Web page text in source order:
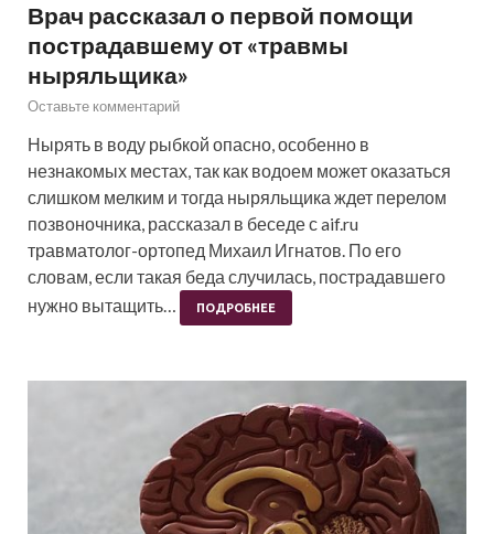
Врач рассказал о первой помощи
пострадавшему от «травмы
ныряльщика»
Оставьте комментарий
Нырять в воду рыбкой опасно, особенно в
незнакомых местах, так как водоем может оказаться
слишком мелким и тогда ныряльщика ждет перелом
позвоночника, рассказал в беседе с aif.ru
травматолог-ортопед Михаил Игнатов. По его
словам, если такая беда случилась, пострадавшего
нужно вытащить…
ПОДРОБНЕЕ